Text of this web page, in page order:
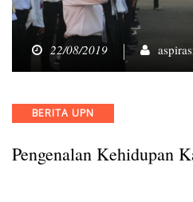
22/08/2019
Categories
BERITA UPN
Pengenalan Kehidupan